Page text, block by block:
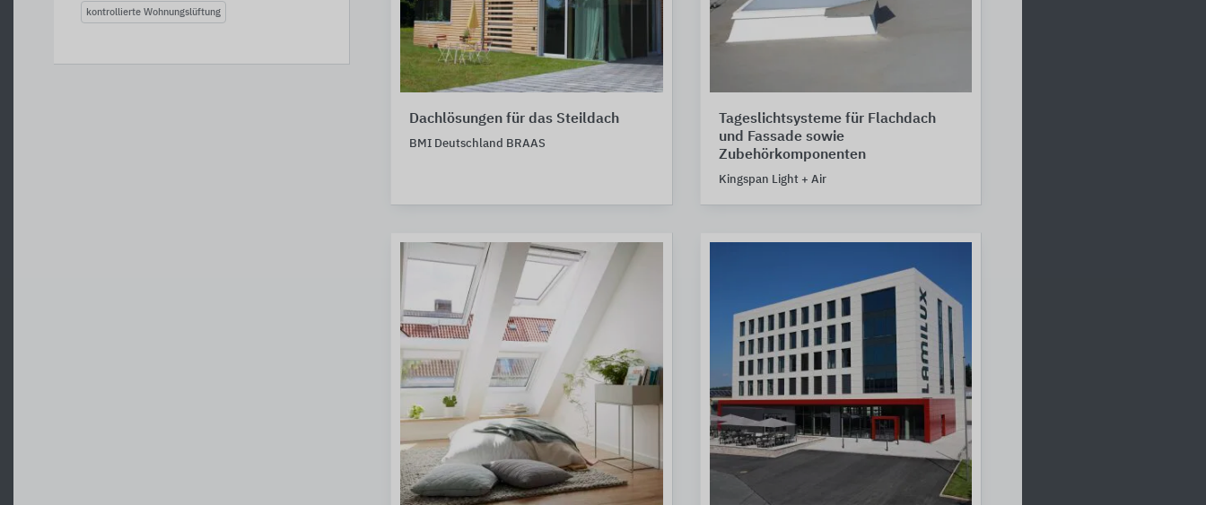
kontrollierte Wohnungslüftung
Dachlösungen für das Steildach
BMI Deutschland BRAAS
Tageslichtsysteme für Flachdach
und Fassade sowie
Zubehörkomponenten
Kingspan Light + Air